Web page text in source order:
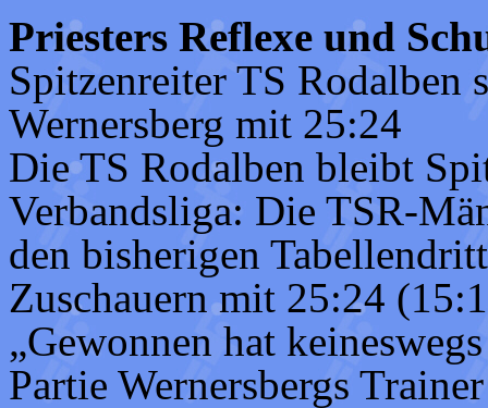
Priesters Reflexe und
Spitzenreiter TS Rodalben
Wernersberg mit 25:24
Die TS Rodalben bleibt
Verbandsliga: Die TSR-
den bisherigen
Zuschauern mit 25:24
„Gewonnen hat
Partie Wernersbergs